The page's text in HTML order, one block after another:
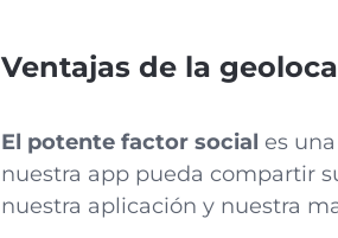
Ventajas de la
El potente factor social es
nuestra app pueda compartir
nuestra aplicación y nuestra